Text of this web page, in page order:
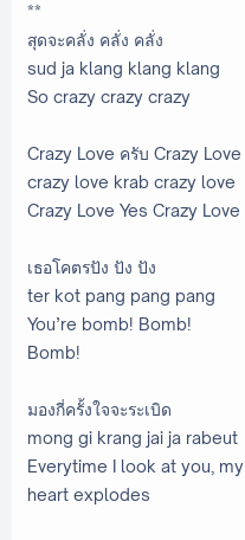
**
สุดจะคลั่ง คลั่ง คลั่ง
sud ja klang klang klang
So crazy crazy crazy
Crazy Love ครับ Crazy Love
crazy love krab crazy love
Crazy Love Yes Crazy Love
เธอโคตรปัง ปัง ปัง
ter kot pang pang pang
You’re bomb! Bomb!
Bomb!
มองกี่ครั้งใจจะระเบิด
mong gi krang jai ja rabeut
Everytime I look at you, my
heart explodes